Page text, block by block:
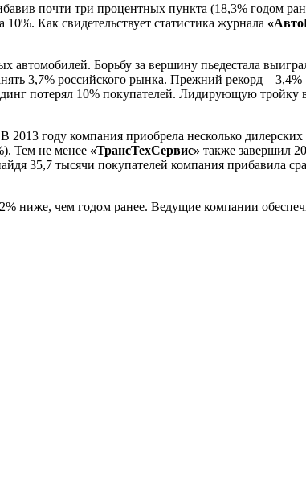
почти три процентных пункта (18,3% годом
Как свидетельствует статистика журнала
автомобилей. Борьбу за вершину пьедестала
3,7% российского рынка. Прежний рекорд – 3,4%
потерял 10% покупателей. Лидирующую тройку
2013 году компания приобрела несколько
Тем не менее «ТрансТехСервис» также завершил
35,7 тысячи покупателей компания прибавила
ниже, чем годом ранее. Ведущие компании